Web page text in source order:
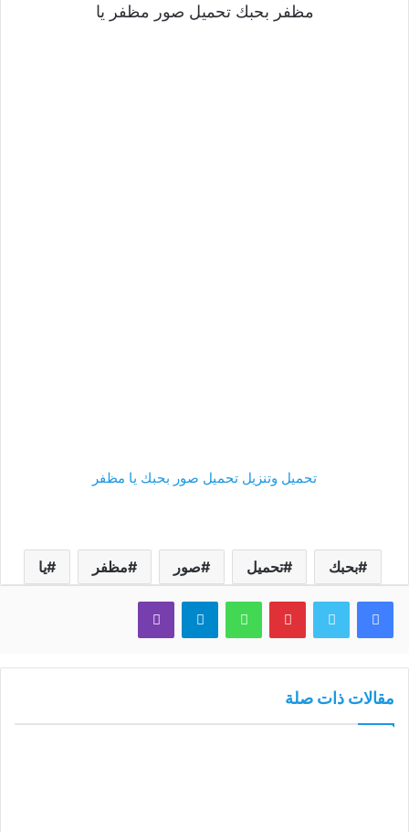
مظفر بحبك تحميل صور مظفر يا
تحميل وتنزيل تحميل صور بحبك يا مظفر
بحبك تحميل صور مظفر يا
فيسبوك تويتر بينتيريستواتساب تيلقرام ڤايبر
مقالات ذات صلة